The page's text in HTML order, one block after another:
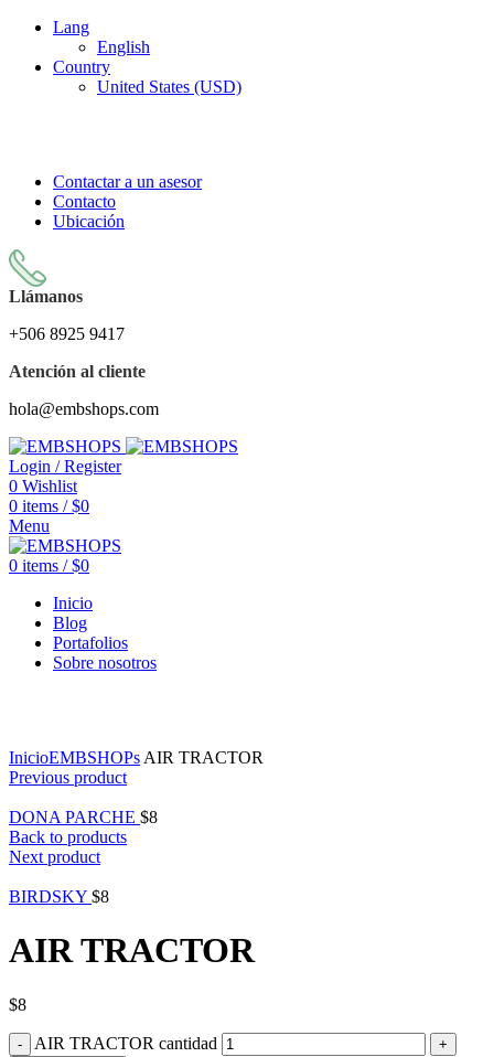
Lang
English
Country
United States (USD)
Contactar a un asesor
Contacto
Ubicación
Llámanos
+506 8925 9417
Atención al cliente
hola@embshops.com
Login / Register
0 Wishlist
0 items / $0
Menu
0 items / $0
Inicio
Blog
Portafolios
Sobre nosotros
InicioEMBSHOPs AIR TRACTOR
Previous product
DONA PARCHE $8
Back to products
Next product
BIRDSKY $8
AIR TRACTOR
$8
AIR TRACTOR cantidad